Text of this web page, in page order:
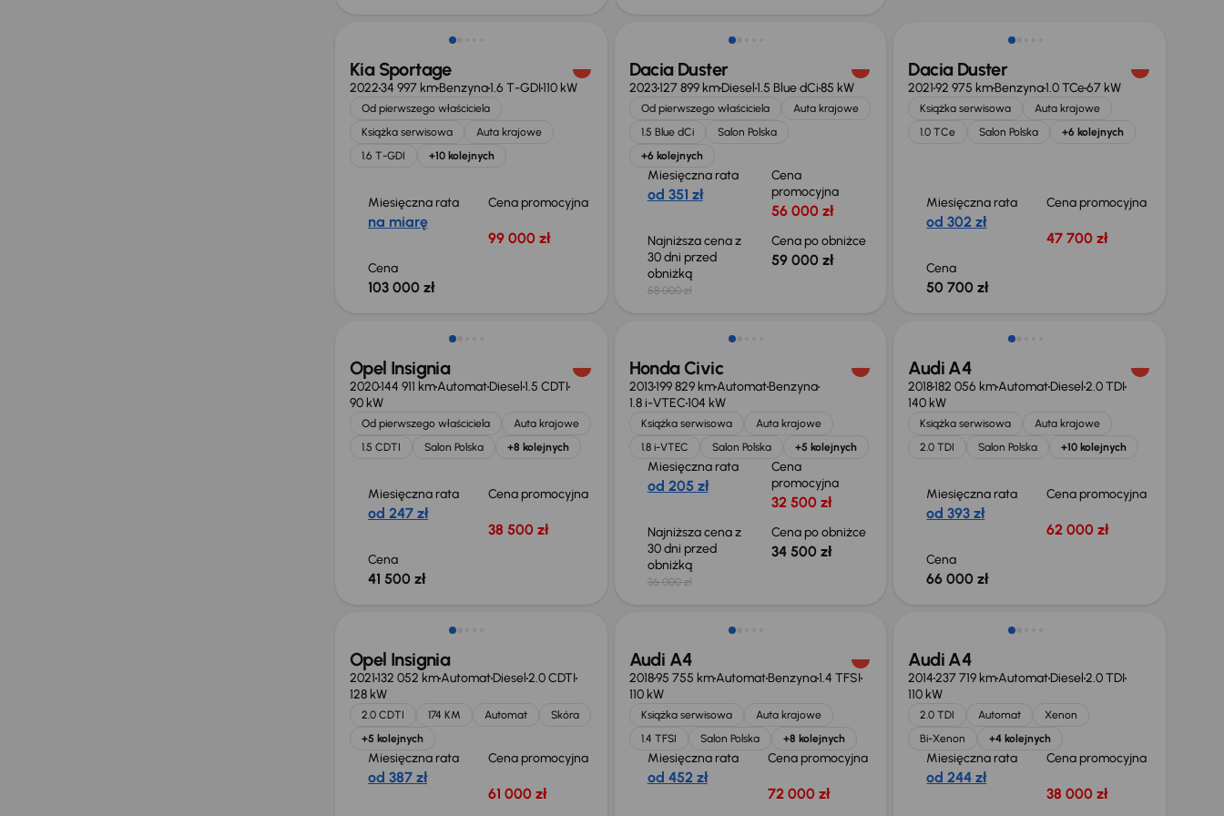
Kia Sportage
202234 997 kmBenzyna1.6 T-GDI110 kW
Od pierwszego właściciela
Książka serwisowa
Auta krajowe
1.6 T-GDI
+10 kolejnych
Miesięczna rata
na miarę
Cena promocyjna
99 000 zł
Cena
103 000 zł
Dacia Duster
2023127 899 kmDiesel1.5 Blue dCi85 kW
Od pierwszego właściciela
Auta krajowe
1.5 Blue dCi
Salon Polska
+6 kolejnych
Miesięczna rata
od 351 zł
Cena
promocyjna
56 000 zł
Najniższa cena z
30 dni przed
obniżką
58 000 zł
Cena po obniżce
59 000 zł
Dacia Duster
202192 975 kmBenzyna1.0 TCe67 kW
Książka serwisowa
Auta krajowe
1.0 TCe
Salon Polska +6 kolejnych
Miesięczna rata
od 302 zł
Cena promocyjna
47 700 zł
Cena
50 700 zł
Opel Insignia
2020144 911 kmAutomatDiesel1.5 CDTI
90 kW
Od pierwszego właściciela
Auta krajowe
1.5 CDTI
Salon Polska +8 kolejnych
Miesięczna rata
od 247 zł
Cena promocyjna
38 500 zł
Cena
41 500 zł
Taniej o 1 500 zł
Honda Civic
2013199 829 kmAutomatBenzyna
1.8 i-VTEC104 kW
Książka serwisowa
Auta krajowe
1.8 i-VTEC
Salon Polska +5 kolejnych
Miesięczna rata
od 205 zł
Cena
promocyjna
32 500 zł
Najniższa cena z
30 dni przed
obniżką
36 000 zł
Cena po obniżce
34 500 zł
Audi A4
2018182 056 kmAutomatDiesel2.0 TDI
140 kW
Książka serwisowa
Auta krajowe
2.0 TDI
Salon Polska +10 kolejnych
Miesięczna rata
od 393 zł
Cena promocyjna
62 000 zł
Cena
66 000 zł
Opel Insignia
2021132 052 kmAutomatDiesel2.0 CDTI
128 kW
2.0 CDTI 174 KM Automat
Skóra
+5 kolejnych
Miesięczna rata
od 387 zł
Cena promocyjna
61 000 zł
Świeżo skupione
Audi A4
201895 755 kmAutomatBenzyna1.4 TFSI
110 kW
Książka serwisowa
Auta krajowe
1.4 TFSI
Salon Polska +8 kolejnych
Miesięczna rata
od 452 zł
Cena promocyjna
72 000 zł
Audi A4
2014237 719 kmAutomatDiesel2.0 TDI
110 kW
2.0 TDI Automat
Xenon
Bi-Xenon
+4 kolejnych
Miesięczna rata
od 244 zł
Cena promocyjna
38 000 zł